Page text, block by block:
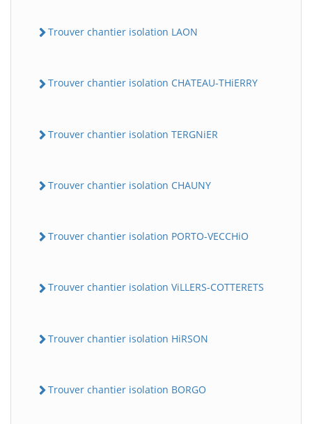
Trouver chantier isolation LAON
Trouver chantier isolation CHATEAU-THiERRY
Trouver chantier isolation TERGNiER
Trouver chantier isolation CHAUNY
Trouver chantier isolation PORTO-VECCHiO
Trouver chantier isolation ViLLERS-COTTERETS
Trouver chantier isolation HiRSON
Trouver chantier isolation BORGO